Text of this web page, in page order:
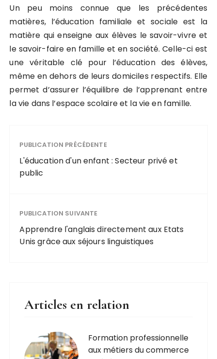
Un peu moins connue que les précédentes
matières, l’éducation familiale et sociale est la
matière qui enseigne aux élèves le savoir-vivre et
le savoir-faire en famille et en société. Celle-ci est
une véritable clé pour l’éducation des élèves,
même en dehors de leurs domiciles respectifs. Elle
permet d’assurer l’équilibre de l’apprenant entre
la vie dans l’espace scolaire et la vie en famille.
PUBLICATION PRÉCÉDENTE
L'éducation d'un enfant : Secteur privé et
public
PUBLICATION SUIVANTE
Apprendre l'anglais directement aux Etats
Unis grâce aux séjours linguistiques
Articles en relation
Formation professionnelle
aux métiers du commerce